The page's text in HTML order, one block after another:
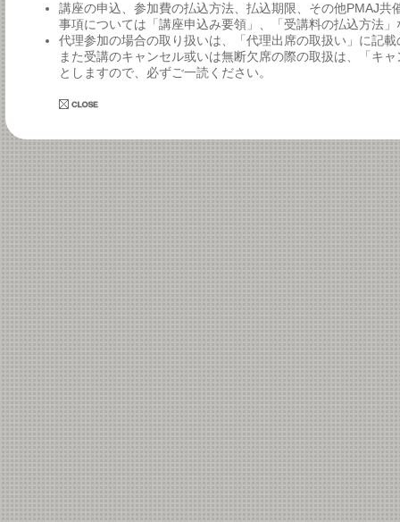
講座の申込、参加費の払込方法、払込期限、その他PMAJ共
事項については「講座申込み要領」、「受講料の払込方法
代理参加の場合の取り扱いは、「代理出席の取扱い」に記
また受講のキャンセル或いは無断欠席の際の取扱は、「キ
としますので、必ずご一読ください。